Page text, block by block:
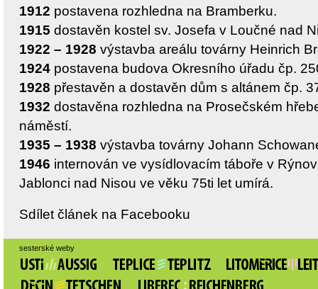
1912 postavena rozhledna na Bramberku.
1915 dostavěn kostel sv. Josefa v Loučné nad
1922 – 1928 výstavba areálu továrny Heinrich
1924 postavena budova Okresního úřadu čp.
1928 přestavěn a dostavěn dům s altánem čp.
1932 dostavěna rozhledna na Prosečském
náměstí.
1935 – 1938 výstavba továrny Johann
1946 internován ve vysídlovacím táboře v
Jablonci nad Nisou ve věku 75ti let umírá.
Sdílet článek na Facebooku
sesterské weby